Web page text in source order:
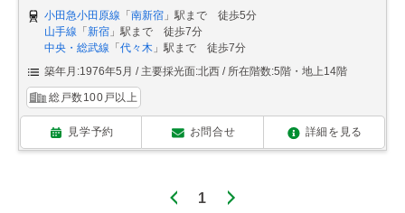
小田急小田原線 「 南新宿 」駅まで 徒歩5分
山手線 「 新宿 」駅まで 徒歩7分
中央・総武線 「 代々木 」駅まで 徒歩7分
築年月:1976年5月
主要採光面:北西 所在階数:5階・地上14階
総戸数100戸以上
見学予約 お問合せ 詳細を見る
1